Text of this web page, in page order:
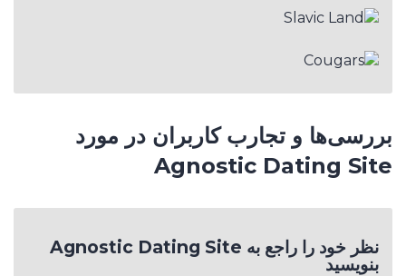
بررسی‌ها و تجارب کاربران در مورد
Agnostic Dating Site
نظر خود را راجع به Agnostic Dating Site
بنویسید